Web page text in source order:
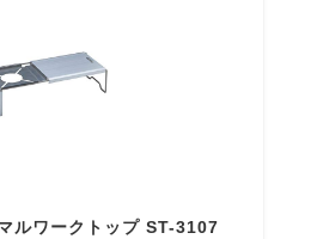
ルワークトップ ST-3107